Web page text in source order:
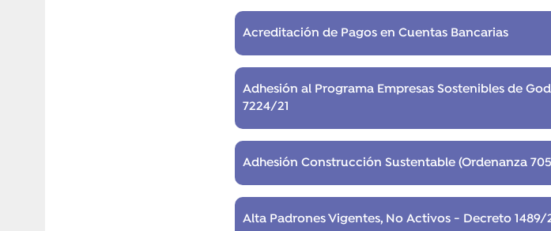
Acreditación de Pagos en Cuentas Bancarias
Adhesión al Programa Empresas Sostenibles de
7224/21
Adhesión Construcción Sustentable (Ordenanza
Alta Padrones Vigentes, No Activos - Decreto